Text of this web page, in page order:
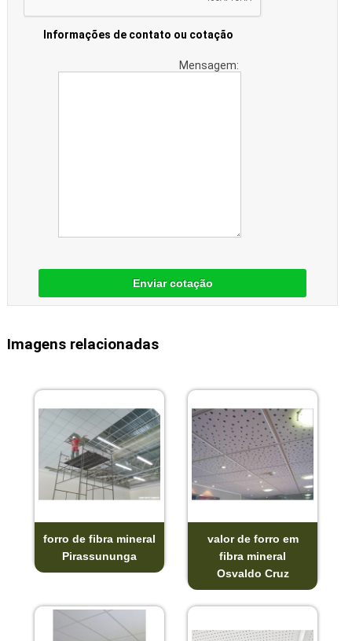
Informações de contato ou cotação
Mensagem:
Enviar cotação
Imagens relacionadas
forro de fibra mineral
Pirassununga
valor de forro em
fibra mineral
Osvaldo Cruz